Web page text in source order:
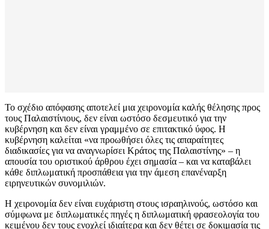
Το σχέδιο απόφασης αποτελεί μια χειρονομία καλής θέλησης προς
τους Παλαιστίνιους, δεν είναι ωστόσο δεσμευτικό για την
κυβέρνηση και δεν είναι γραμμένο σε επιτακτικό ύφος. Η
κυβέρνηση καλείται «να προωθήσει όλες τις απαραίτητες
διαδικασίες για να αναγνωρίσει Κράτος της Παλαιστίνης» – η
απουσία του οριστικού άρθρου έχει σημασία – και να καταβάλει
κάθε διπλωματική προσπάθεια για την άμεση επανέναρξη
ειρηνευτικών συνομιλιών.
Η χειρονομία δεν είναι ευχάριστη στους ισραηλινούς, ωστόσο και
σύμφωνα με διπλωματικές πηγές η διπλωματική φρασεολογία του
κειμένου δεν τους ενοχλεί ιδιαίτερα και δεν θέτει σε δοκιμασία τις